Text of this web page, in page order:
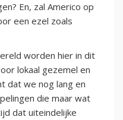
En, zal Americo op
een ezel zoals
worden hier in dit
lokaal gezemel en
dat we nog lang en
die maar wat
dat uiteindelijke